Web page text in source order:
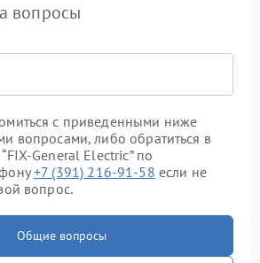
вопросы
с приведенными ниже
вопросами, либо обратиться в
General Electric” по
+7 (391) 216-91-58 если не
вопрос.
Общие вопросы